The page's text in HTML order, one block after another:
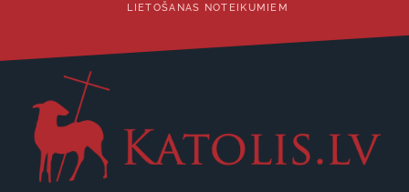
LIETOŠANAS NOTEIKUMIEM